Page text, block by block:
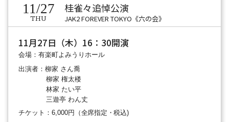
11/27
THU
桂雀々追悼公演
JAK2 FOREVER TOKYO《六の会》
11月27日（木）16：30開演
会場：有楽町よみうりホール
出演者：柳家 さん喬
柳家 権太楼
林家 たい平
三遊亭 わん丈
チケット：6,000円
（全席指定・税込)